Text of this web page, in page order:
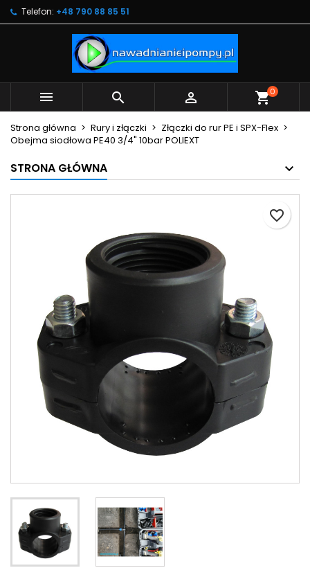
Telefon: +48 790 88 85 51
   shopping_cart0
Strona główna Rury i złączki
Złączki do rur PE i SPX-Flex
Obejma siodłowa PE40 3/4" 10bar POLIEXT
STRONA GŁÓWNA
favorite_border
Moje listy życzeń ×
Utwórz nową listę
Utwórz listę życzeń ×
Nazwa listy życzeń
Anuluj Utwórz listę życzeń
Zaloguj się ×
Musisz być zalogowany by zapisać produkty na
swojej liście życzeń.